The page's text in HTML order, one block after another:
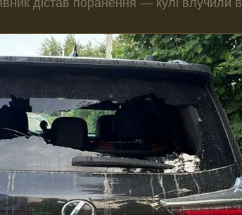
дістав поранення — кулі влучили в